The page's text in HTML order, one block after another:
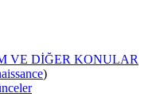
VE DİĞER KONULAR
)